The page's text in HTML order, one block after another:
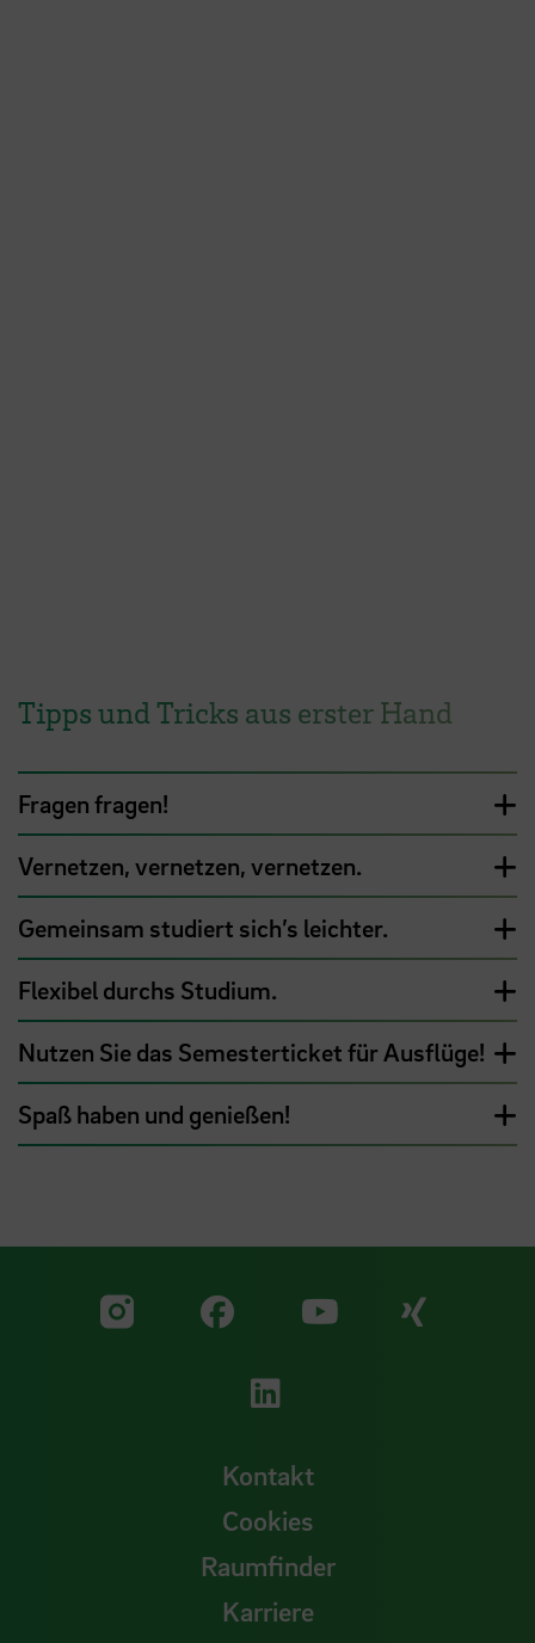
Tipps und Tricks aus erster Hand
Fragen fragen!
Vernetzen, vernetzen, vernetzen.
Gemeinsam studiert sich’s leichter.
Flexibel durchs Studium.
Nutzen Sie das Semesterticket für Ausflüge!
Spaß haben und genießen!
Zu unserer Facebook
Zu
Zu unserer
Kontakt
Cookies
Raumfinder
Karriere